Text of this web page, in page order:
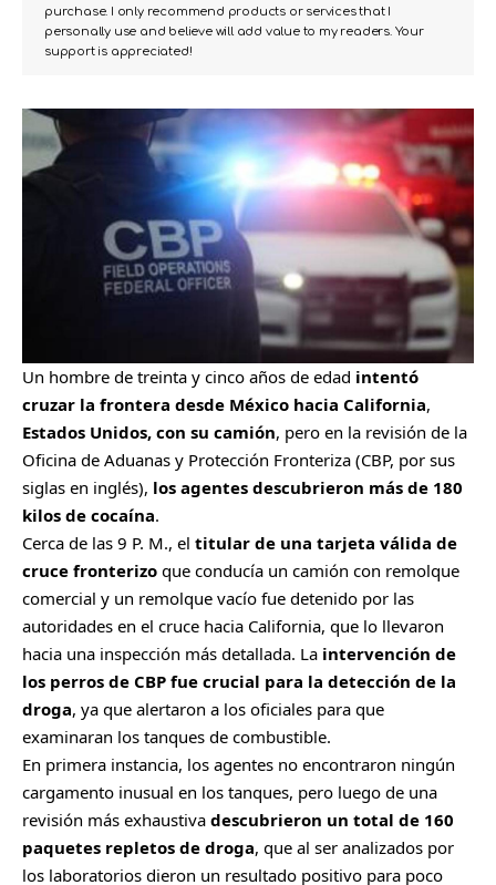
purchase. I only recommend products or services that I
personally use and believe will add value to my readers. Your
support is appreciated!
Un hombre de treinta y cinco años de edad intentó
cruzar la frontera desde México hacia California,
Estados Unidos, con su camión, pero en la revisión de la
Oficina de Aduanas y Protección Fronteriza (CBP, por sus
siglas en inglés), los agentes descubrieron más de 180
kilos de cocaína.
Cerca de las 9 P. M., el titular de una tarjeta válida de
cruce fronterizo que conducía un camión con remolque
comercial y un remolque vacío fue detenido por las
autoridades en el cruce hacia California, que lo llevaron
hacia una inspección más detallada. La intervención de
los perros de CBP fue crucial para la detección de la
droga, ya que alertaron a los oficiales para que
examinaran los tanques de combustible.
En primera instancia, los agentes no encontraron ningún
cargamento inusual en los tanques, pero luego de una
revisión más exhaustiva descubrieron un total de 160
paquetes repletos de droga, que al ser analizados por
los laboratorios dieron un resultado positivo para poco